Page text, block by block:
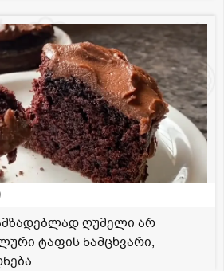
ღუმელი არ
ტაფის ნამცხვარი,